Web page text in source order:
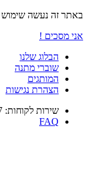
באתר זה נעשה
אני מסכים !
הבלוג שלנו
שוברי מתנה
המותגים
הצהרת נגישות
שירות לקוחות: 077-8840407
FAQ